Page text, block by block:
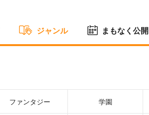
ジャンル まもなく公開
ファンタジー 学園